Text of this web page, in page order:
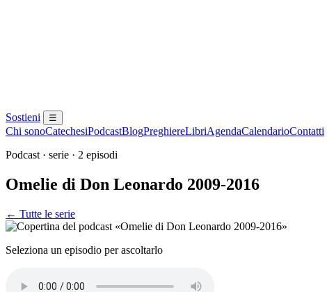
Sostieni ☰
Chi sonoCatechesiPodcastBlogPreghiereLibriAgendaCalendarioContatti
Podcast · serie · 2 episodi
Omelie di Don Leonardo 2009-2016
← Tutte le serie
Seleziona un episodio per ascoltarlo